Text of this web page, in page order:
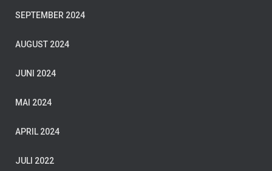
SEPTEMBER 2024
AUGUST 2024
JUNI 2024
MAI 2024
APRIL 2024
JULI 2022